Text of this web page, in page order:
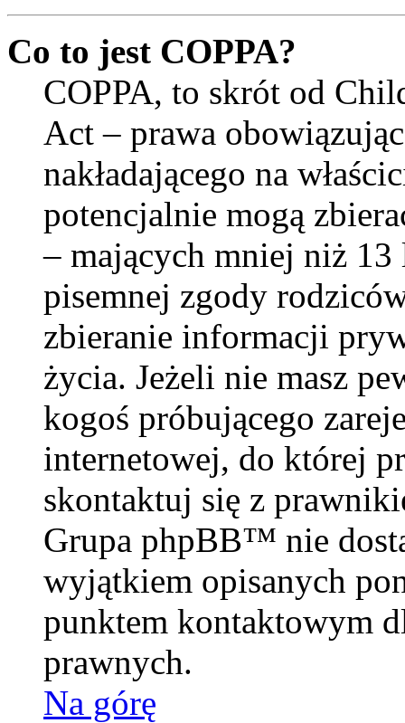
Co to jest COPPA?
COPPA, to skrót od
Act – prawa
nakładającego na
potencjalnie mogą
– mających mniej niż 13
pisemnej zgody
zbieranie informacji
życia. Jeżeli nie masz
kogoś próbującego
internetowej, do której
skontaktuj się z
Grupa phpBB™ nie
wyjątkiem opisanych
punktem kontaktowym
prawnych.
Na górę